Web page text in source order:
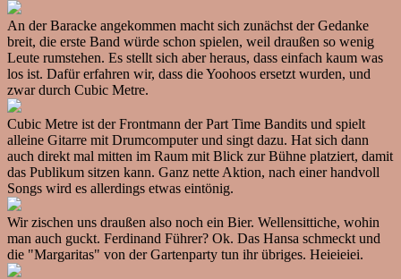
An der Baracke angekommen macht sich zunächst der Gedanke
breit, die erste Band würde schon spielen, weil draußen so wenig
Leute rumstehen. Es stellt sich aber heraus, dass einfach kaum was
los ist. Dafür erfahren wir, dass die Yoohoos ersetzt wurden, und
zwar durch Cubic Metre.
Cubic Metre ist der Frontmann der Part Time Bandits und spielt
alleine Gitarre mit Drumcomputer und singt dazu. Hat sich dann
auch direkt mal mitten im Raum mit Blick zur Bühne platziert, damit
das Publikum sitzen kann. Ganz nette Aktion, nach einer handvoll
Songs wird es allerdings etwas eintönig.
Wir zischen uns draußen also noch ein Bier. Wellensittiche, wohin
man auch guckt. Ferdinand Führer? Ok. Das Hansa schmeckt und
die "Margaritas" von der Gartenparty tun ihr übriges. Heieieiei.